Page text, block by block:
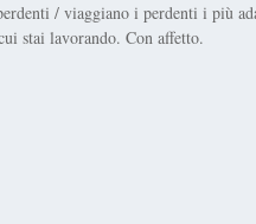
/ viaggiano i perdenti i più
stai lavorando. Con affetto.